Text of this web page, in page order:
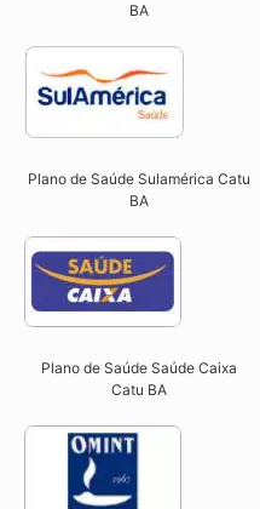
BA
Plano de Saúde Sulamérica Catu
BA
Plano de Saúde Saúde Caixa
Catu BA​